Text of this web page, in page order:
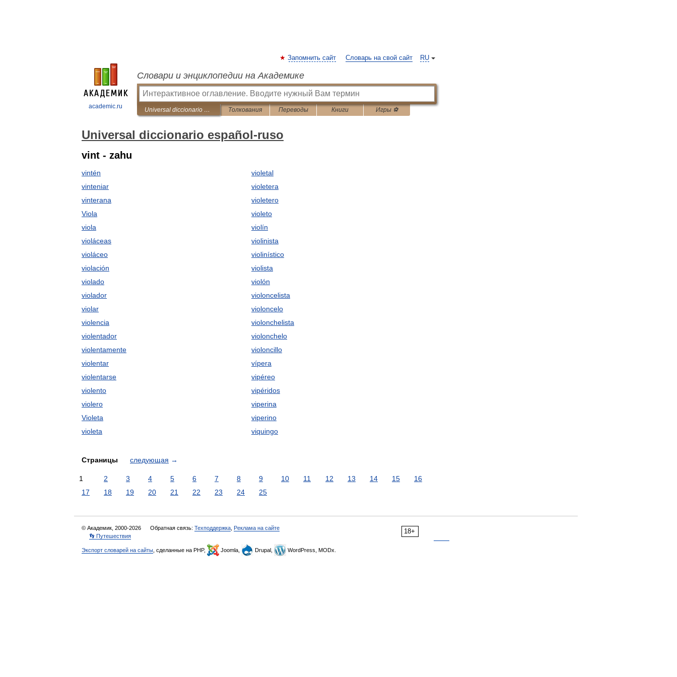
academic.ru
RU
Запомнить сайт Словарь на свой сайт
Словари и энциклопедии на Академике
Universal diccionario español-ruso Толкования Переводы Книги Игры ⚽
Universal diccionario español-ruso
vint - zahu
vintén
vinteniar
vinterana
Viola
viola
violáceas
violáceo
violación
violado
violador
violar
violencia
violentador
violentamente
violentar
violentarse
violento
violero
Violeta
violeta
violetal
violetera
violetero
violeto
violín
violinista
violinístico
violista
violón
violoncelista
violoncelo
violonchelista
violonchelo
violoncillo
vípera
vipéreo
vipéridos
viperina
viperino
viquingo
Страницы следующая →
1 2 3 4 5 6 7 8 9 10 11 12 13 14 15
16
17
18 19 20 21 22 23 24 25
18+
© Академик, 2000-2026 Обратная связь: Техподдержка Реклама на сайте
👣 Путешествия
Экспорт словарей на сайты , сделанные на PHP, Joomla, Drupal, WordPress, MODx.